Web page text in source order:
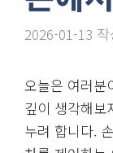
2026-01-13
오늘은 여러분
깊이 생각해보
누려 합니다.